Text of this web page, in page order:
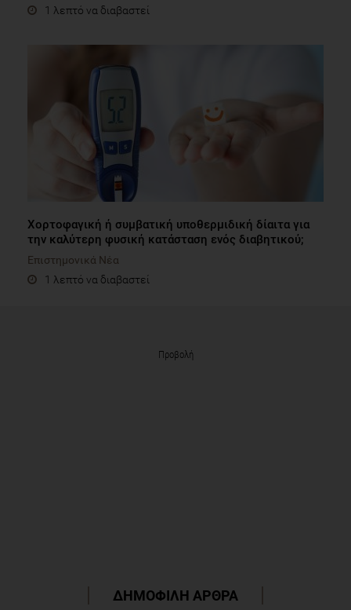
1 λεπτό να διαβαστεί
Χορτοφαγική ή συμβατική υποθερμιδική δίαιτα για
την καλύτερη φυσική κατάσταση ενός διαβητικού;
Επιστημονικά Νέα
1 λεπτό να διαβαστεί
Προβολή
ΔΗΜΟΦΙΛΗ ΑΡΘΡΑ